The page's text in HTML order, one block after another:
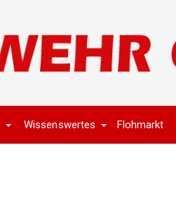
Wissenswertes Flohmarkt